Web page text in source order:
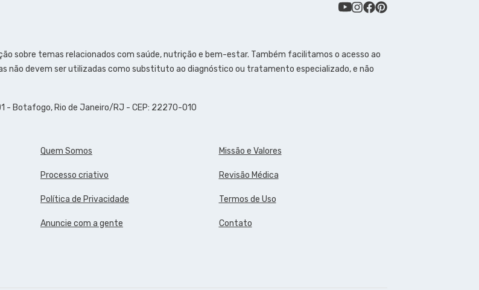
sobre temas relacionados com saúde, nutrição e bem-estar. Também facilitamos o acesso ao
não devem ser utilizadas como substituto ao diagnóstico ou tratamento especializado, e não
- Botafogo, Rio de Janeiro/RJ - CEP: 22270-010
Quem Somos Missão e Valores
Processo criativo Revisão Médica
Política de Privacidade Termos de Uso
Anuncie com a gente Contato